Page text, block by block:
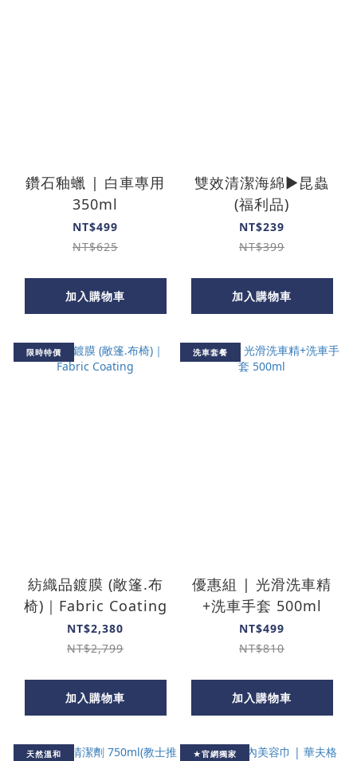
鑽石釉蠟 | 白車專用
350ml
NT$499
NT$625
加入購物車
雙效清潔海綿▶昆蟲
(福利品)
NT$239
NT$399
加入購物車
限時特價
紡織品鍍膜 (敞篷.布
椅)｜Fabric Coating
NT$2,380
NT$2,799
加入購物車
洗車套餐
優惠組 | 光滑洗車精
+洗車手套 500ml
NT$499
NT$810
加入購物車
天然溫和 ★官網獨家